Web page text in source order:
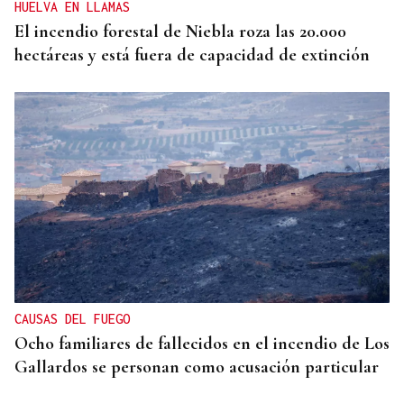
HUELVA EN LLAMAS
El incendio forestal de Niebla roza las 20.000
hectáreas y está fuera de capacidad de extinción
CAUSAS DEL FUEGO
Ocho familiares de fallecidos en el incendio de Los
Gallardos se personan como acusación particular